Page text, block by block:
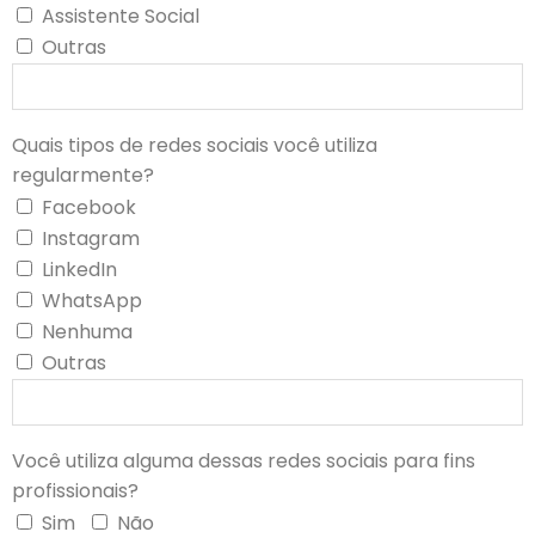
Assistente Social
Outras
Quais tipos de redes sociais você utiliza
regularmente?
Facebook
Instagram
LinkedIn
WhatsApp
Nenhuma
Outras
Você utiliza alguma dessas redes sociais para fins
profissionais?
Sim
Não